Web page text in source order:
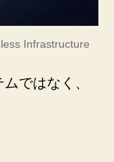
Infrastructure
ではなく、